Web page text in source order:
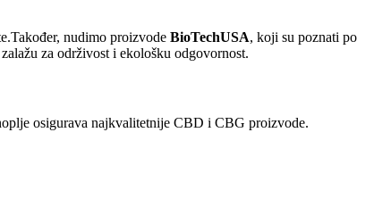
nudimo proizvode BioTechUSA, koji su poznati po
za održivost i ekološku odgovornost.
osigurava najkvalitetnije CBD i CBG proizvode.